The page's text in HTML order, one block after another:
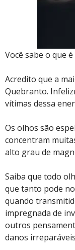
Você sabe o que
Acredito que a
Quebranto.
vítimas dessa
Os olhos são
concentram
alto grau de
Saiba que todo
que tanto pode
quando
impregnada de
outros
danos